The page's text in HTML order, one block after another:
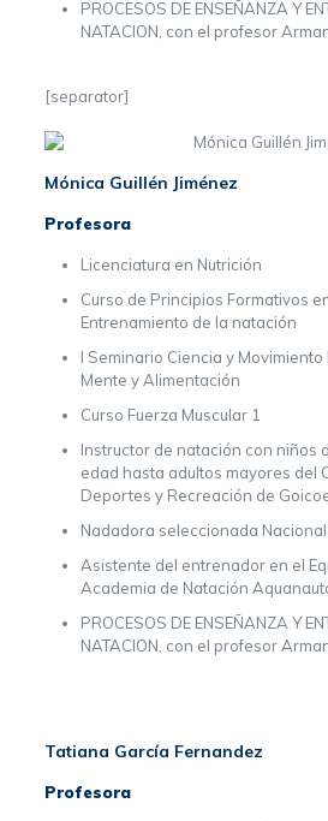
PROCESOS DE ENSEÑANZA Y
NATACION, con el profesor
[separator]
Mónica Guillén Jiménez
Profesora
Licenciatura en Nutrición
Curso de Principios Formativos
Entrenamiento de la natación
I Seminario Ciencia y Movimiento
Mente y Alimentación
Curso Fuerza Muscular 1
Instructor de natación con niños
edad hasta adultos mayores del
Deportes y Recreación de
Nadadora seleccionada
Asistente del entrenador en el
Academia de Natación
PROCESOS DE ENSEÑANZA Y
NATACION, con el profesor
Tatiana García Fernandez
Profesora